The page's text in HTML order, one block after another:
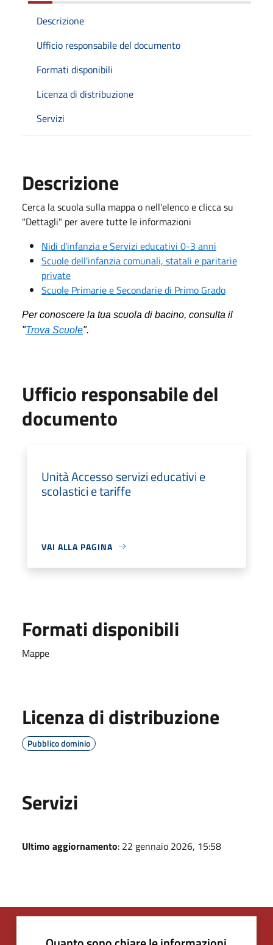
Descrizione
Ufficio responsabile del documento
Formati disponibili
Licenza di distribuzione
Servizi
Descrizione
Cerca la scuola sulla mappa o nell'elenco e clicca su
"Dettagli" per avere tutte le informazioni
Nidi d'infanzia e Servizi educativi 0-3 anni
Scuole dell'infanzia comunali, statali e paritarie
private
Scuole Primarie e Secondarie di Primo Grado
Per conoscere la tua scuola di bacino, consulta il
"Trova Scuole".
Ufficio responsabile del
documento
Unità Accesso servizi educativi e
scolastici e tariffe
VAI ALLA PAGINA
Formati disponibili
Mappe
Licenza di distribuzione
Pubblico dominio
Servizi
Ultimo aggiornamento: 22 gennaio 2026, 15:58